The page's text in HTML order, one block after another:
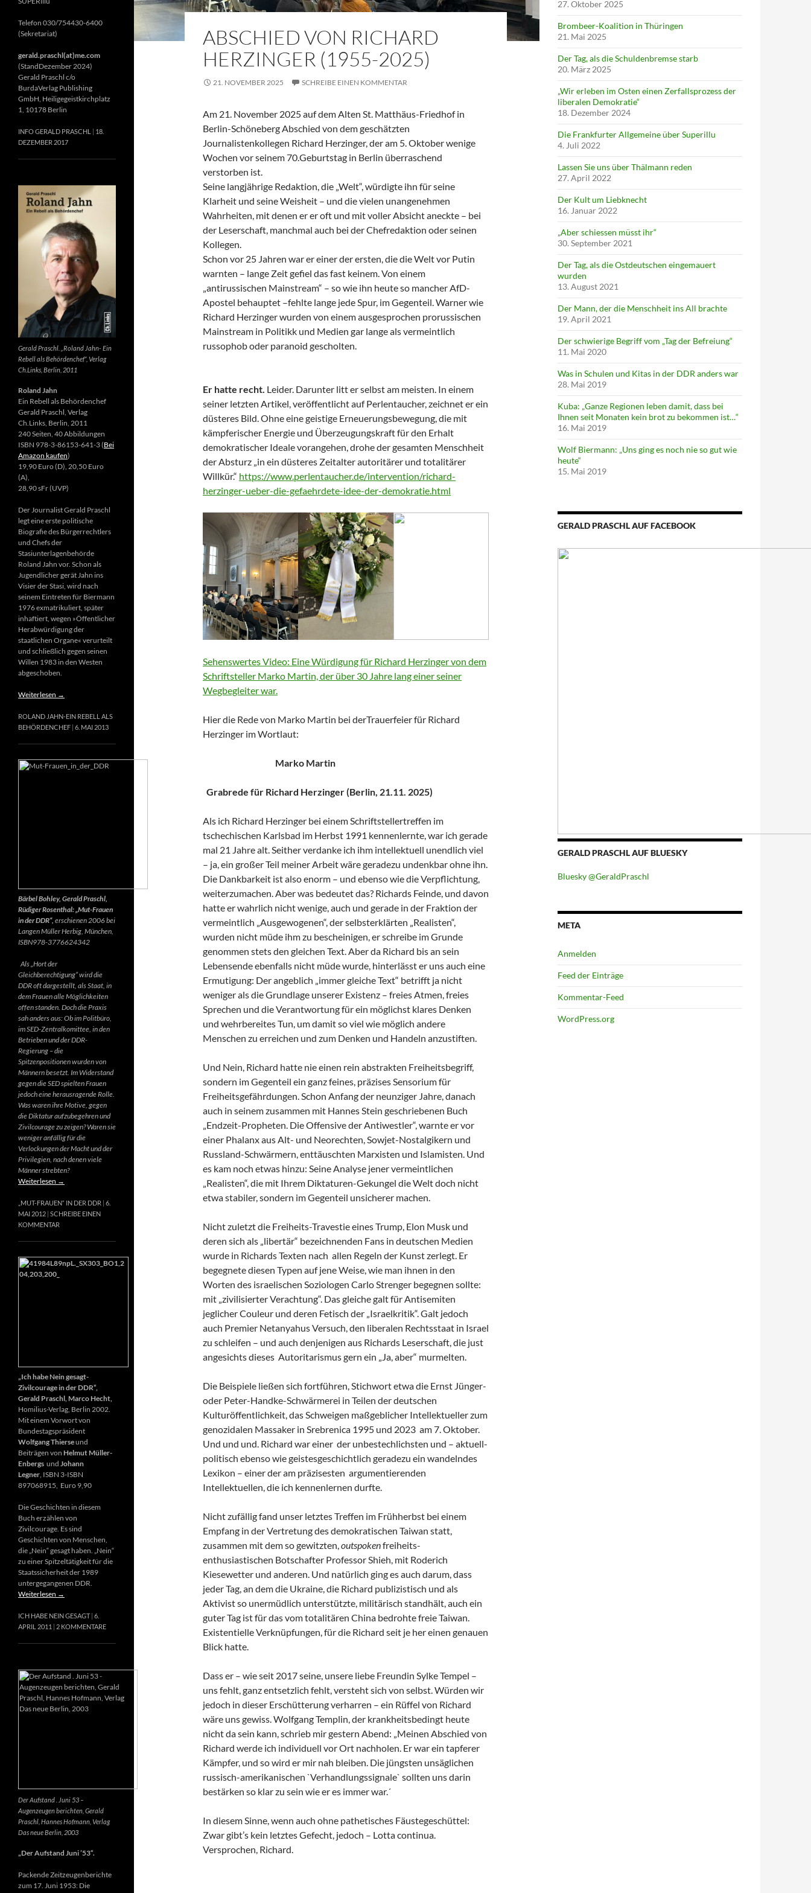
ABSCHIED VON RICHARD
HERZINGER (1955-2025)
21. NOVEMBER 2025 SCHREIBE EINEN KOMMENTAR
Am 21. November 2025 auf dem Alten St. Matthäus-Friedhof in
Berlin-Schöneberg Abschied von dem geschätzten
Journalistenkollegen Richard Herzinger, der am 5. Oktober wenige
Wochen vor seinem 70.Geburtstag in Berlin überraschend
verstorben ist.
Seine langjährige Redaktion, die „Welt“, würdigte ihn für seine
Klarheit und seine Weisheit – und die vielen unangenehmen
Wahrheiten, mit denen er er oft und mit voller Absicht aneckte – bei
der Leserschaft, manchmal auch bei der Chefredaktion oder seinen
Kollegen.
Schon vor 25 Jahren war er einer der ersten, die die Welt vor Putin
warnten – lange Zeit gefiel das fast keinem. Von einem
„antirussischen Mainstream“ – so wie ihn heute so mancher AfD-
Apostel behauptet –fehlte lange jede Spur, im Gegenteil. Warner wie
Richard Herzinger wurden von einem ausgesprochen prorussischen
Mainstream in Politikk und Medien gar lange als vermeintlich
russophob oder paranoid gescholten.
Er hatte recht. Leider. Darunter litt er selbst am meisten. In einem
seiner letzten Artikel, veröffentlicht auf Perlentaucher, zeichnet er ein
düsteres Bild. Ohne eine geistige Erneuerungsbewegung, die mit
kämpferischer Energie und Überzeugungskraft für den Erhalt
demokratischer Ideale vorangehen, drohe der gesamten Menschheit
der Absturz „in ein düsteres Zeitalter autoritärer und totalitärer
Willkür.“ https://www.perlentaucher.de/intervention/richard-
herzinger-ueber-die-gefaehrdete-idee-der-demokratie.html
Sehenswertes Video: Eine Würdigung für Richard Herzinger von dem
Schriftsteller Marko Martin, der über 30 Jahre lang einer seiner
Wegbegleiter war.
Hier die Rede von Marko Martin bei derTrauerfeier für Richard
Herzinger im Wortlaut:
Marko Martin
Grabrede für Richard Herzinger (Berlin, 21.11. 2025)
Als ich Richard Herzinger bei einem Schriftstellertreffen im
tschechischen Karlsbad im Herbst 1991 kennenlernte, war ich gerade
mal 21 Jahre alt. Seither verdanke ich ihm intellektuell unendlich viel
– ja, ein großer Teil meiner Arbeit wäre geradezu undenkbar ohne ihn.
Die Dankbarkeit ist also enorm – und ebenso wie die Verpflichtung,
weiterzumachen. Aber was bedeutet das? Richards Feinde, und davon
hatte er wahrlich nicht wenige, auch und gerade in der Fraktion der
vermeintlich „Ausgewogenen“, der selbsterklärten „Realisten“,
wurden nicht müde ihm zu bescheinigen, er schreibe im Grunde
genommen stets den gleichen Text. Aber da Richard bis an sein
Lebensende ebenfalls nicht müde wurde, hinterlässt er uns auch eine
Ermutigung: Der angeblich „immer gleiche Text“ betrifft ja nicht
weniger als die Grundlage unserer Existenz – freies Atmen, freies
Sprechen und die Verantwortung für ein möglichst klares Denken
und wehrbereites Tun, um damit so viel wie möglich andere
Menschen zu erreichen und zum Denken und Handeln anzustiften.
Und Nein, Richard hatte nie einen rein abstrakten Freiheitsbegriff,
sondern im Gegenteil ein ganz feines, präzises Sensorium für
Freiheitsgefährdungen. Schon Anfang der neunziger Jahre, danach
auch in seinem zusammen mit Hannes Stein geschriebenen Buch
„Endzeit-Propheten. Die Offensive der Antiwestler“, warnte er vor
einer Phalanx aus Alt- und Neorechten, Sowjet-Nostalgikern und
Russland-Schwärmern, enttäuschten Marxisten und Islamisten. Und
es kam noch etwas hinzu: Seine Analyse jener vermeintlichen
„Realisten“, die mit Ihrem Diktaturen-Gekungel die Welt doch nicht
etwa stabiler, sondern im Gegenteil unsicherer machen.
Nicht zuletzt die Freiheits-Travestie eines Trump, Elon Musk und
deren sich als „libertär“ bezeichnenden Fans in deutschen Medien
wurde in Richards Texten nach allen Regeln der Kunst zerlegt. Er
begegnete diesen Typen auf jene Weise, wie man ihnen in den
Worten des israelischen Soziologen Carlo Strenger begegnen sollte:
mit „zivilisierter Verachtung“. Das gleiche galt für Antisemiten
jeglicher Couleur und deren Fetisch der „Israelkritik“. Galt jedoch
auch Premier Netanyahus Versuch, den liberalen Rechtsstaat in Israel
zu schleifen – und auch denjenigen aus Richards Leserschaft, die just
angesichts dieses Autoritarismus gern ein „Ja, aber“ murmelten.
Die Beispiele ließen sich fortführen, Stichwort etwa die Ernst Jünger-
oder Peter-Handke-Schwärmerei in Teilen der deutschen
Kulturöffentlichkeit, das Schweigen maßgeblicher Intellektueller zum
genozidalen Massaker in Srebrenica 1995 und 2023 am 7. Oktober.
Und und und. Richard war einer der unbestechlichsten und – aktuell-
politisch ebenso wie geistesgeschichtlich geradezu ein wandelndes
Lexikon – einer der am präzisesten argumentierenden
Intellektuellen, die ich kennenlernen durfte.
Nicht zufällig fand unser letztes Treffen im Frühherbst bei einem
Empfang in der Vertretung des demokratischen Taiwan statt,
zusammen mit dem so gewitzten, outspokenfreiheits-
enthusiastischen Botschafter Professor Shieh, mit Roderich
Kiesewetter und anderen. Und natürlich ging es auch darum, dass
jeder Tag, an dem die Ukraine, die Richard publizistisch und als
Aktivist so unermüdlich unterstützte, militärisch standhält, auch ein
guter Tag ist für das vom totalitären China bedrohte freie Taiwan.
Existentielle Verknüpfungen, für die Richard seit je her einen genauen
Blick hatte.
Dass er – wie seit 2017 seine, unsere liebe Freundin Sylke Tempel –
uns fehlt, ganz entsetzlich fehlt, versteht sich von selbst. Würden wir
jedoch in dieser Erschütterung verharren – ein Rüffel von Richard
wäre uns gewiss. Wolfgang Templin, der krankheitsbedingt heute
nicht da sein kann, schrieb mir gestern Abend: „Meinen Abschied von
Richard werde ich individuell vor Ort nachholen. Er war ein tapferer
Kämpfer, und so wird er mir nah bleiben. Die jüngsten unsäglichen
russisch-amerikanischen `Verhandlungssignale` sollten uns darin
bestärken so klar zu sein wie er es immer war.´
In diesem Sinne, wenn auch ohne pathetisches Fäustegeschüttel:
Zwar gibt’s kein letztes Gefecht, jedoch – Lotta continua.
Versprochen, Richard.
27. Oktober 2025
Brombeer-Koalition in Thüringen
21. Mai 2025
Der Tag, als die Schuldenbremse starb
20. März 2025
„Wir erleben im Osten einen Zerfallsprozess der
liberalen Demokratie“
18. Dezember 2024
Die Frankfurter Allgemeine über Superillu
4. Juli 2022
Lassen Sie uns über Thälmann reden
27. April 2022
Der Kult um Liebknecht
16. Januar 2022
„Aber schiessen müsst ihr“
30. September 2021
Der Tag, als die Ostdeutschen eingemauert
wurden
13. August 2021
Der Mann, der die Menschheit ins All brachte
19. April 2021
Der schwierige Begriff vom „Tag der Befreiung“
11. Mai 2020
Was in Schulen und Kitas in der DDR anders war
28. Mai 2019
Kuba: „Ganze Regionen leben damit, dass bei
Ihnen seit Monaten kein brot zu bekommen ist…“
16. Mai 2019
Wolf Biermann: „Uns ging es noch nie so gut wie
heute“
15. Mai 2019
GERALD PRASCHL AUF FACEBOOK
GERALD PRASCHL AUF BLUESKY
Bluesky @GeraldPraschl
META
Anmelden
Feed der Einträge
Kommentar-Feed
WordPress.org
Telefon 030/754430-6400
(Sekretariat)
gerald.praschl(at)me.com
(StandDezember 2024)
Gerald Praschl c/o
BurdaVerlag Publishing
GmbH, Heiligegeistkirchplatz
1, 10178 Berlin
INFO GERALD PRASCHL
18.
DEZEMBER 2017
Gerald Praschl. „Roland Jahn- Ein
Rebell als Behördenchef“, Verlag
Ch.Links, Berlin, 2011
Roland Jahn
Ein Rebell als Behördenchef
Gerald Praschl, Verlag
Ch.Links, Berlin, 2011
240 Seiten, 40 Abbildungen
ISBN 978-3-86153-641-3 (Bei
Amazon kaufen)
19,90 Euro (D), 20,50 Euro
(A),
28,90 sFr (UVP)
Der Journalist Gerald Praschl
legt eine erste politische
Biografie des Bürgerrechtlers
und Chefs der
Stasiunterlagenbehörde
Roland Jahn vor. Schon als
Jugendlicher gerät Jahn ins
Visier der Stasi, wird nach
seinem Eintreten für Biermann
1976 exmatrikuliert, später
inhaftiert, wegen »Öffentlicher
Herabwürdigung der
staatlichen Organe« verurteilt
und schließlich gegen seinen
Willen 1983 in den Westen
abgeschoben.
Weiterlesen →
ROLAND JAHN-EIN REBELL ALS
BEHÖRDENCHEF 6. MAI 2013
Bärbel Bohley, Gerald Praschl,
Rüdiger Rosenthal: „Mut-Frauen
in der DDR“, erschienen 2006 bei
Langen Müller Herbig, München,
ISBN978-3776624342
Als „Hort der
Gleichberechtigung“ wird die
DDR oft dargestellt, als Staat, in
dem Frauen alle Möglichkeiten
offen standen. Doch die Praxis
sah anders aus: Ob im Politbüro,
im SED-Zentralkomittee, in den
Betrieben und der DDR-
Regierung – die
Spitzenpositionen wurden von
Männern besetzt. Im Widerstand
gegen die SED spielten Frauen
jedoch eine herausragende Rolle.
Was waren ihre Motive, gegen
die Diktatur aufzubegehren und
Zivilcourage zu zeigen? Waren sie
weniger anfällig für die
Verlockungen der Macht und der
Privilegien, nach denen viele
Männer strebten?
Weiterlesen →
„MUT-FRAUEN“ IN DER DDR 6.
MAI 2012 SCHREIBE EINEN
KOMMENTAR
„Ich habe Nein gesagt-
Zivilcourage in der DDR“,
Gerald Praschl, Marco Hecht,
Homilius-Verlag, Berlin 2002.
Mit einem Vorwort von
Bundestagspräsident
Wolfgang Thierseund
Beiträgen von Helmut Müller-
Enbergs und Johann
Legner , ISBN 3-ISBN
897068915, Euro 9,90
Die Geschichten in diesem
Buch erzählen von
Zivilcourage. Es sind
Geschichten von Menschen,
die „Nein“ gesagt haben. „Nein“
zu einer Spitzeltätigkeit für die
Staatssicherheit der 1989
untergegangenen DDR.
Weiterlesen →
ICH HABE NEIN GESAGT 6.
APRIL 2011
2 KOMMENTARE
Der Aufstand . Juni 53 –
Augenzeugen berichten, Gerald
Praschl, Hannes Hofmann, Verlag
Das neue Berlin, 2003
„Der Aufstand Juni ’53“.
Packende Zeitzeugenberichte
zum 17. Juni 1953: Die